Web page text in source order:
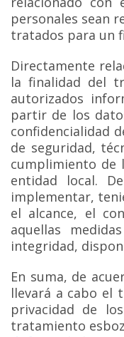
personales sean
tratados para un
Directamente
la finalidad del
autorizados
partir de los
confidencialidad
de seguridad,
cumplimiento de
entidad local.
implementar,
el alcance, el
aquellas
integridad,
En suma, de
llevará a cabo el
privacidad de
tratamiento